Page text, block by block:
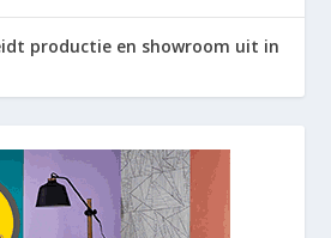
productie en showroom uit in